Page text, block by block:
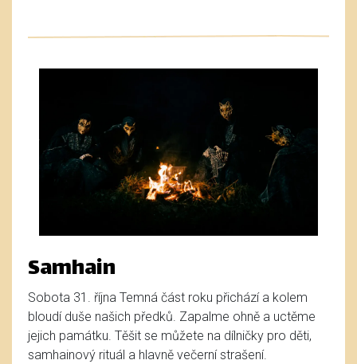
Samhain
Sobota 31. října Temná část roku přichází a kolem
bloudí duše našich předků. Zapalme ohně a uctěme
jejich památku. Těšit se můžete na dílničky pro děti,
samhainový rituál a hlavně večerní strašení.